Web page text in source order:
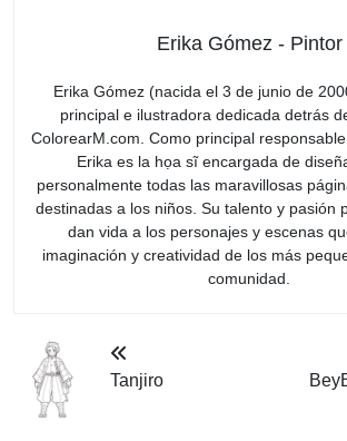
Erika Gómez - Pintor
Erika Gómez (nacida el 3 de junio de
principal e ilustradora dedicada detrás
ColorearM.com. Como principal
Erika es la họa sĩ encargada de
personalmente todas las maravillosas
destinadas a los niños. Su talento y pasión
dan vida a los personajes y escenas
imaginación y creatividad de los más
comunidad.
Tanjiro